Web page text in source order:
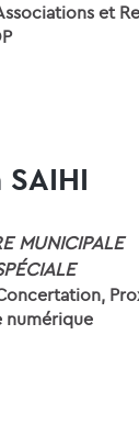
et
SAIHI
MUNICIPALE
numérique